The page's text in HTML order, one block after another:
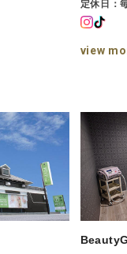
定休日：
view